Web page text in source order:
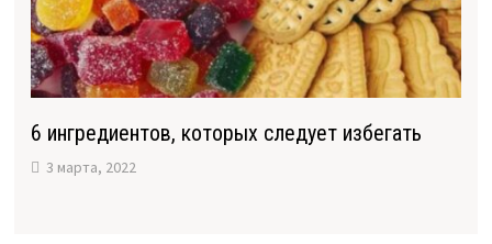
6 ингредиентов, которых следует избегать
3 марта, 2022